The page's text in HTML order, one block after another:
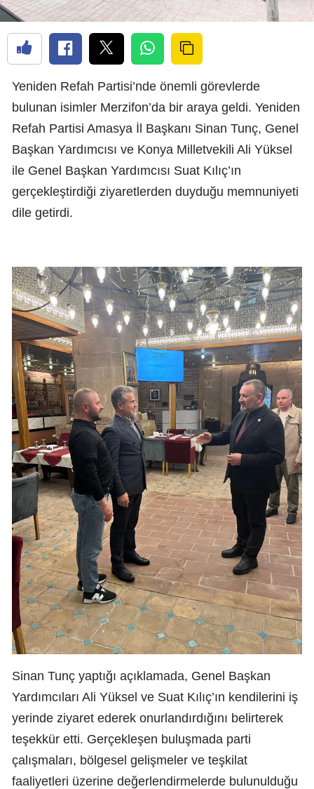
Yeniden Refah Partisi’nde önemli görevlerde
bulunan isimler Merzifon’da bir araya geldi. Yeniden
Refah Partisi Amasya İl Başkanı Sinan Tunç, Genel
Başkan Yardımcısı ve Konya Milletvekili Ali Yüksel
ile Genel Başkan Yardımcısı Suat Kılıç’ın
gerçekleştirdiği ziyaretlerden duyduğu memnuniyeti
dile getirdi.
Sinan Tunç yaptığı açıklamada, Genel Başkan
Yardımcıları Ali Yüksel ve Suat Kılıç’ın kendilerini iş
yerinde ziyaret ederek onurlandırdığını belirterek
teşekkür etti. Gerçekleşen buluşmada parti
çalışmaları, bölgesel gelişmeler ve teşkilat
faaliyetleri üzerine değerlendirmelerde bulunulduğu